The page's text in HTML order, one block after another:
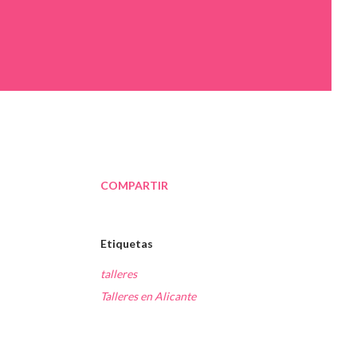
COMPARTIR
Etiquetas
talleres
Talleres en Alicante